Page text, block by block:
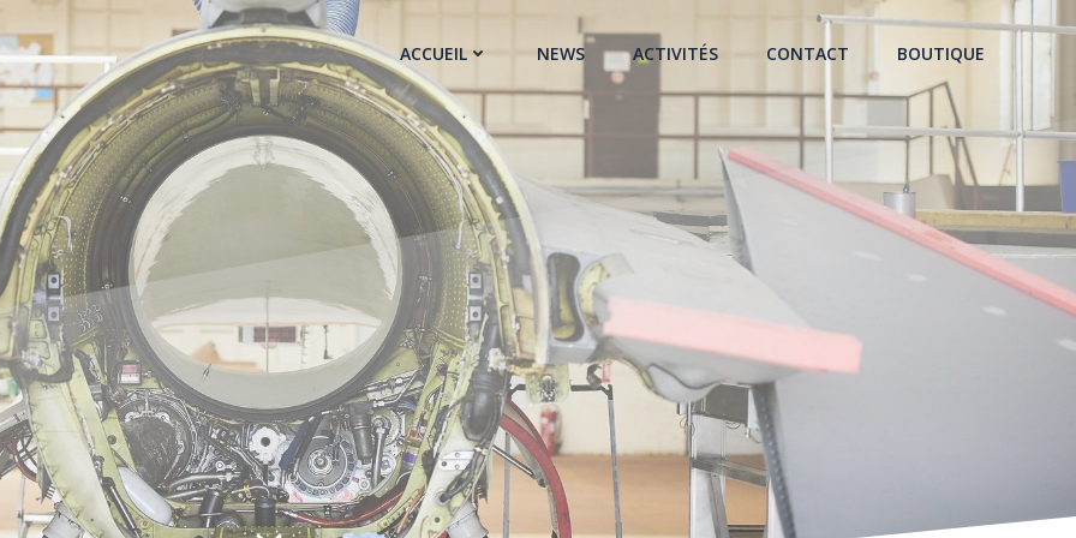
ACCUEIL NEWS ACTIVITÉS CONTACT BOUTIQUE